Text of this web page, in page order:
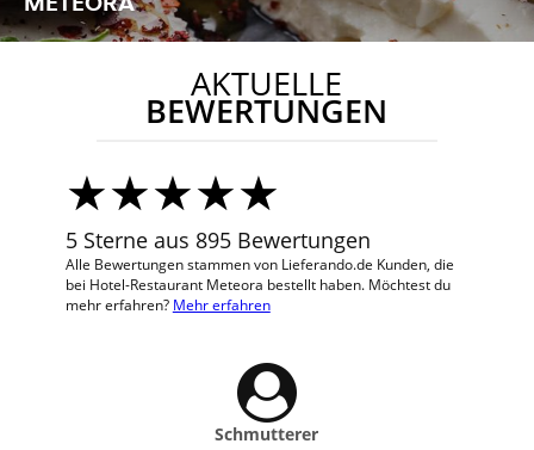
AKTUELLE
BEWERTUNGEN
5 Sterne aus 895 Bewertungen
Alle Bewertungen stammen von Lieferando.de Kunden, die
bei Hotel-Restaurant Meteora bestellt haben. Möchtest du
mehr erfahren? Mehr erfahren
Schmutterer